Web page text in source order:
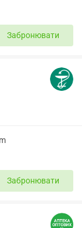
Забронювати
Забронювати